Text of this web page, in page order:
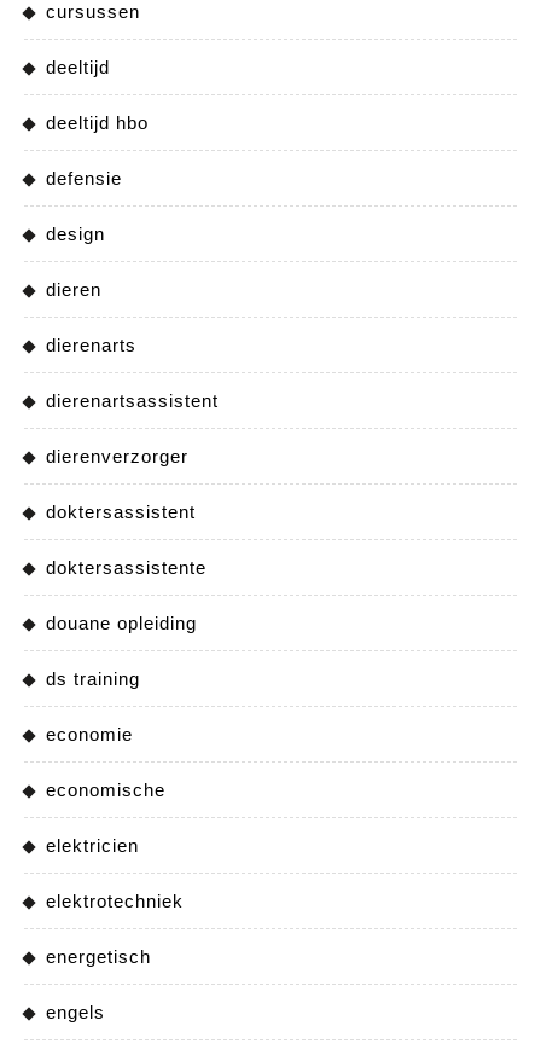
cursussen
deeltijd
deeltijd hbo
defensie
design
dieren
dierenarts
dierenartsassistent
dierenverzorger
doktersassistent
doktersassistente
douane opleiding
ds training
economie
economische
elektricien
elektrotechniek
energetisch
engels